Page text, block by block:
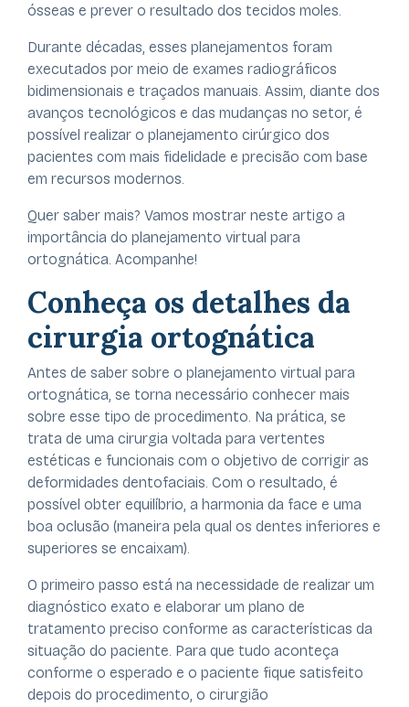
ósseas e prever o resultado dos tecidos moles.
Durante décadas, esses planejamentos foram
executados por meio de exames radiográficos
bidimensionais e traçados manuais. Assim, diante dos
avanços tecnológicos e das mudanças no setor, é
possível realizar o planejamento cirúrgico dos
pacientes com mais fidelidade e precisão com base
em recursos modernos.
Quer saber mais? Vamos mostrar neste artigo a
importância do planejamento virtual para
ortognática. Acompanhe!
Conheça os detalhes da
cirurgia ortognática
Antes de saber sobre o planejamento virtual para
ortognática, se torna necessário conhecer mais
sobre esse tipo de procedimento. Na prática, se
trata de uma cirurgia voltada para vertentes
estéticas e funcionais com o objetivo de corrigir as
deformidades dentofaciais. Com o resultado, é
possível obter equilíbrio, a harmonia da face e uma
boa oclusão (maneira pela qual os dentes inferiores e
superiores se encaixam).
O primeiro passo está na necessidade de realizar um
diagnóstico exato e elaborar um plano de
tratamento preciso conforme as características da
situação do paciente. Para que tudo aconteça
conforme o esperado e o paciente fique satisfeito
depois do procedimento, o cirurgião